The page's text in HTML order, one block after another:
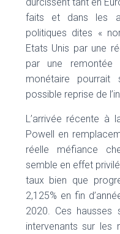
faits et dans les
politiques dites «
Etats Unis par une
par une remontée
monétaire pourrait
possible reprise de
L’arrivée récente à
Powell en
réelle méfiance
semble en effet
taux bien que
2,125% en fin
2020. Ces hausses
intervenants sur les